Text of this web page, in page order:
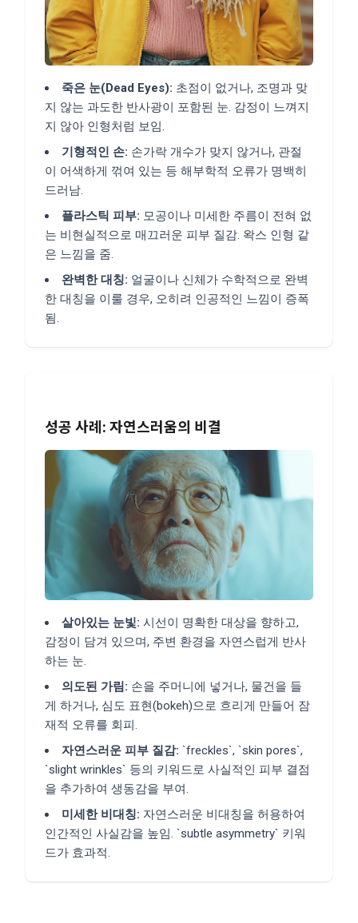
죽은 눈(Dead Eyes): 초점이 없거나, 조명과 맞
지 않는 과도한 반사광이 포함된 눈. 감정이 느껴지
지 않아 인형처럼 보임.
기형적인 손: 손가락 개수가 맞지 않거나, 관절
이 어색하게 꺾여 있는 등 해부학적 오류가 명백히
드러남.
플라스틱 피부: 모공이나 미세한 주름이 전혀 없
는 비현실적으로 매끄러운 피부 질감. 왁스 인형 같
은 느낌을 줌.
완벽한 대칭: 얼굴이나 신체가 수학적으로 완벽
한 대칭을 이룰 경우, 오히려 인공적인 느낌이 증폭
됨.
성공 사례: 자연스러움의 비결
살아있는 눈빛: 시선이 명확한 대상을 향하고,
감정이 담겨 있으며, 주변 환경을 자연스럽게 반사
하는 눈.
의도된 가림: 손을 주머니에 넣거나, 물건을 들
게 하거나, 심도 표현(bokeh)으로 흐리게 만들어 잠
재적 오류를 회피.
자연스러운 피부 질감: `freckles`, `skin pores`,
`slight wrinkles` 등의 키워드로 사실적인 피부 결점
을 추가하여 생동감을 부여.
미세한 비대칭: 자연스러운 비대칭을 허용하여
인간적인 사실감을 높임. `subtle asymmetry` 키워
드가 효과적.